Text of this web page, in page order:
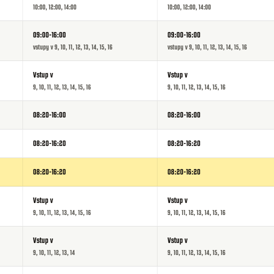
10:00, 12:00, 14:00 10:00, 12:00, 14:00
09:00-16:00
vstupy v 9, 10, 11, 12, 13, 14, 15, 16
09:00-16:00
vstupy v 9, 10, 11, 12, 13, 14, 15, 16
Vstup v
9, 10, 11, 12, 13, 14, 15, 16
Vstup v
9, 10, 11, 12, 13, 14, 15, 16
08:20-16:00 08:20-16:00
08:20-16:20 08:20-16:20
08:20-16:20 08:20-16:20
Vstup v
9, 10, 11, 12, 13, 14, 15, 16
Vstup v
9, 10, 11, 12, 13, 14, 15, 16
Vstup v
9, 10, 11, 12, 13, 14
Vstup v
9, 10, 11, 12, 13, 14, 15, 16